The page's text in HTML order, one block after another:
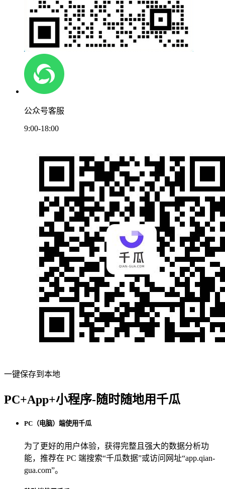
公众号客服
9:00-18:00
一键保存到本地
PC+App+小程序-随时随地用千瓜
PC（电脑）端使用千瓜
为了更好的用户体验，获得完整且强大的数据分析功
能，推荐在 PC 端搜索“千瓜数据”或访问网址“app.qian-
gua.com”。